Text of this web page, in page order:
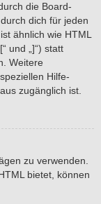
die Board-
dich für jeden
ähnlich wie HTML
und „]“) statt
Weitere
Hilfe-
zugänglich ist.
zu verwenden.
bietet, können